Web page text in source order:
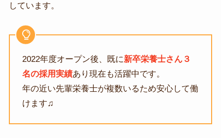
しています。
2022年度オープン後、既に新卒栄養士さん３
名の採用実績あり現在も活躍中です。
年の近い先輩栄養士が複数いるため安心して働
けます♫